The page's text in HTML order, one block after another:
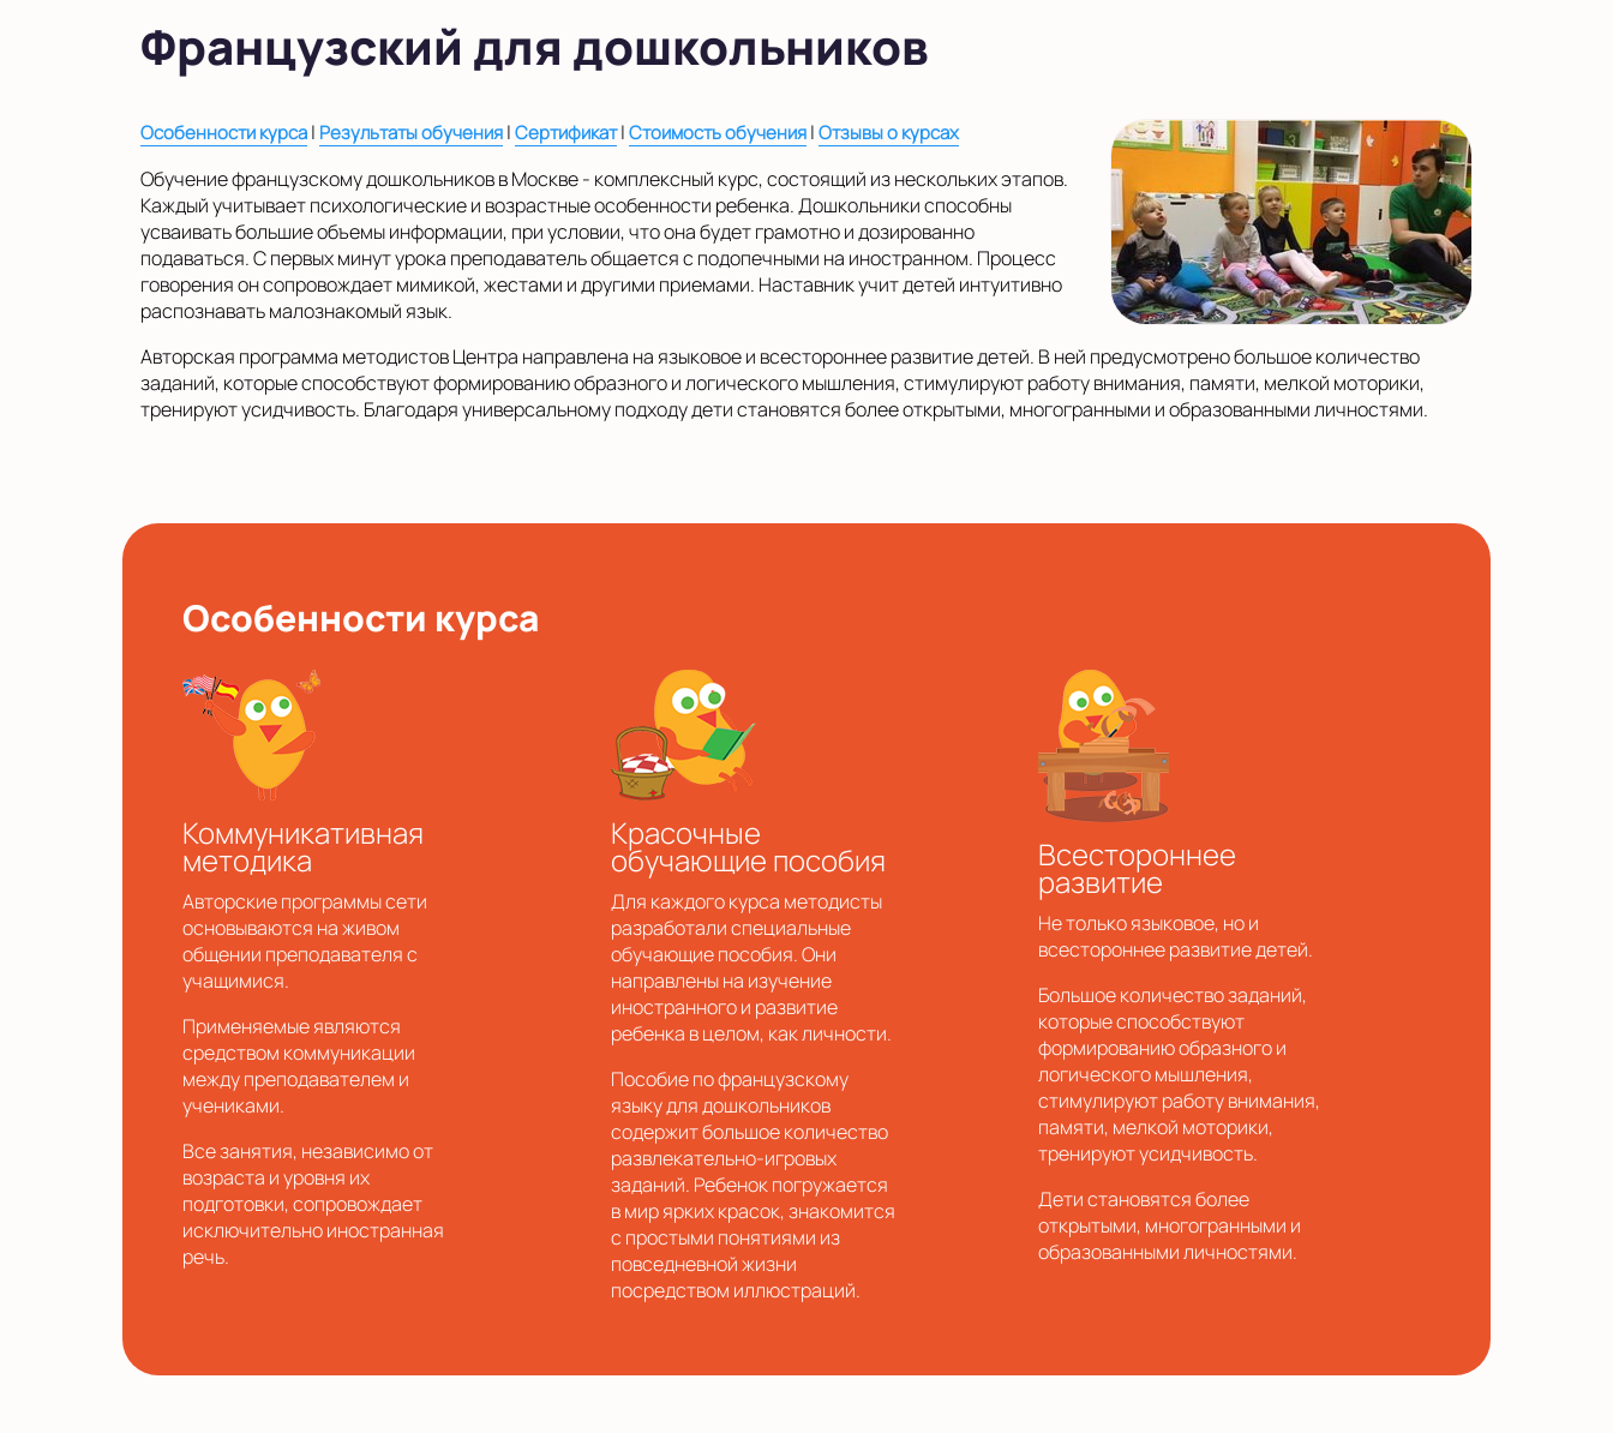
Показать на карте
Французский для дошкольников
Особенности курса| Результаты обучения|Сертификат|Стоимость обучения|Отзывы о курсах
Обучение французскому дошкольников в Москве - комплексный курс, состоящий из нескольких этапов.
Каждый учитывает психологические и возрастные особенности ребенка. Дошкольники способны
усваивать большие объемы информации, при условии, что она будет грамотно и дозированно
подаваться. С первых минут урока преподаватель общается с подопечными на иностранном. Процесс
говорения он сопровождает мимикой, жестами и другими приемами. Наставник учит детей интуитивно
распознавать малознакомый язык.
Авторская программа методистов Центра направлена на языковое и всестороннее развитие детей. В ней предусмотрено большое количество
заданий, которые способствуют формированию образного и логического мышления, стимулируют работу внимания, памяти, мелкой моторики,
тренируют усидчивость. Благодаря универсальному подходу дети становятся более открытыми, многогранными и образованными личностями.
Особенности курса
Коммуникативная
методика
Авторские программы сети
основываются на живом
общении преподавателя с
учащимися.
Применяемые являются
средством коммуникации
между преподавателем и
учениками.
Все занятия, независимо от
возраста и уровня их
подготовки, сопровождает
исключительно иностранная
речь.
Красочные
обучающие пособия
Для каждого курса методисты
разработали специальные
обучающие пособия. Они
направлены на изучение
иностранного и развитие
ребенка в целом, как личности.
Пособие по французскому
языку для дошкольников
содержит большое количество
развлекательно-игровых
заданий. Ребенок погружается
в мир ярких красок, знакомится
с простыми понятиями из
повседневной жизни
посредством иллюстраций.
Всестороннее
развитие
Не только языковое, но и
всестороннее развитие детей.
Большое количество заданий,
которые способствуют
формированию образного и
логического мышления,
стимулируют работу внимания,
памяти, мелкой моторики,
тренируют усидчивость.
Дети становятся более
открытыми, многогранными и
образованными личностями.